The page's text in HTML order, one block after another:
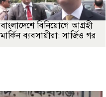
বাংলাদেশে বিনিয়োগে আগ্রহী
মার্কিন ব্যবসায়ীরা: সার্জিও গর